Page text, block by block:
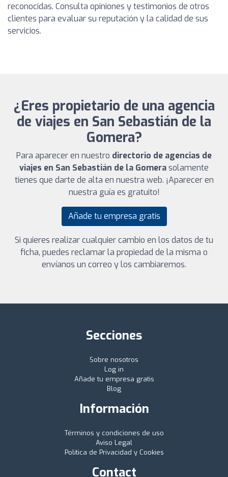
reconocidas. Consulta opiniones y testimonios de otros
clientes para evaluar su reputación y la calidad de sus
servicios.
¿Eres propietario de una agencia
de viajes en San Sebastián de la
Gomera?
Para aparecer en nuestro directorio de agencias de
viajes en San Sebastián de la Gomerasolamente
tienes que darte de alta en nuestra web. ¡Aparecer en
nuestra guía es gratuito!
Añade tu empresa gratis
Si quieres realizar cualquier cambio en los datos de tu
ficha, puedes reclamar la propiedad de la misma o
envíanos un correo y los cambiaremos.
Secciones
Sobre nosotros
Log in
Añade tu empresa gratis
Blog
Información
Términos y condiciones de uso
Aviso Legal
Política de Privacidad y Cookies
Contact